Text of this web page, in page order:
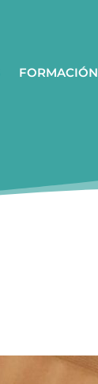
FORMACIÓN